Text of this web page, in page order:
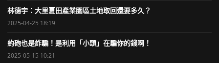
林德宇：大里夏田產業園區土地取回還要多久？
2025-04-25 18:19
約砲也是詐騙！是利用「小頭」在騙你的錢啊！
2025-05-15 10:21